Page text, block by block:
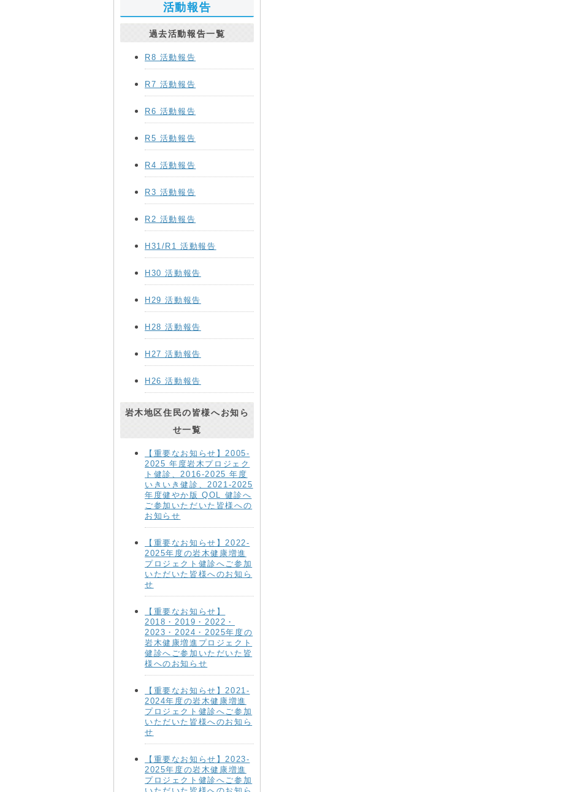
活動報告
過去活動報告一覧
R8 活動報告
R7 活動報告
R6 活動報告
R5 活動報告
R4 活動報告
R3 活動報告
R2 活動報告
H31/R1 活動報告
H30 活動報告
H29 活動報告
H28 活動報告
H27 活動報告
H26 活動報告
岩木地区住民の皆様へお知ら
せ一覧
【重要なお知らせ】2005-
2025 年度岩木プロジェク
ト健診、2016-2025 年度
いきいき健診、2021-2025
年度健やか版 QOL 健診へ
ご参加いただいた皆様への
お知らせ
【重要なお知らせ】2022-
2025年度の岩木健康増進
プロジェクト健診へご参加
いただいた皆様へのお知ら
せ
【重要なお知らせ】
2018・2019・2022・
2023・2024・2025年度の
岩木健康増進プロジェクト
健診へご参加いただいた皆
様へのお知らせ
【重要なお知らせ】2021-
2024年度の岩木健康増進
プロジェクト健診へご参加
いただいた皆様へのお知ら
せ
【重要なお知らせ】2023-
2025年度の岩木健康増進
プロジェクト健診へご参加